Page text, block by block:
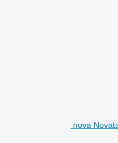
nova